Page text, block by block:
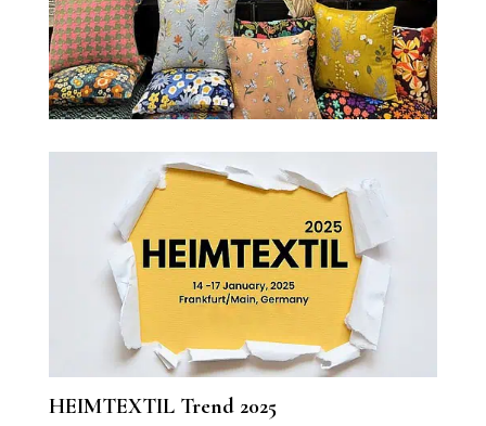
HEIMTEXTIL Trend 2025